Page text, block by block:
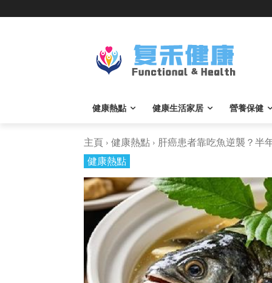
健康熱點 健康生活家居 營養保健
主頁 健康熱點
肝癌患者靠吃魚逆襲？半
健康熱點